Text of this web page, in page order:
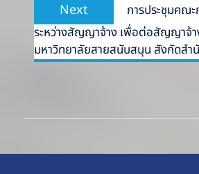
Next
post:
การประชุมคณะ
ระหว่างสัญญาจ้าง เพื่อต่อสัญญาจ้
มหาวิทยาลัยสายสนับสนุน สังกัดสำ